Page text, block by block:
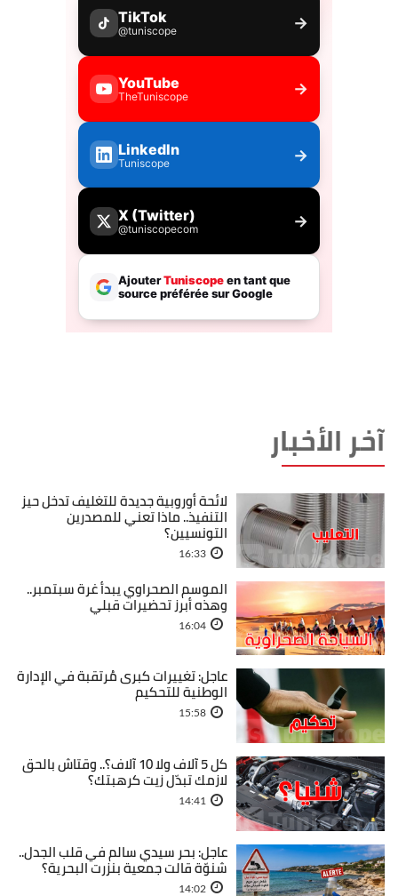
آخر الأخبار
لائحة أوروبية جديدة للتغليف تدخل حيز
التنفيذ.. ماذا تعني للمصدرين
التونسيين؟
16:33
الموسم الصحراوي يبدأ غرة سبتمبر..
وهذه أبرز تحضيرات قبلي
16:04
عاجل: تغييرات كبرى مُرتقبة في الإدارة
الوطنية للتحكيم
15:58
كل 5 آلاف ولا 10 آلاف؟.. وقتاش بالحق
لازمك تبدّل زيت كرهبتك؟
14:41
عاجل: بحر سيدي سالم في قلب الجدل..
شنوّة قالت جمعية بنزرت البحرية؟
14:02